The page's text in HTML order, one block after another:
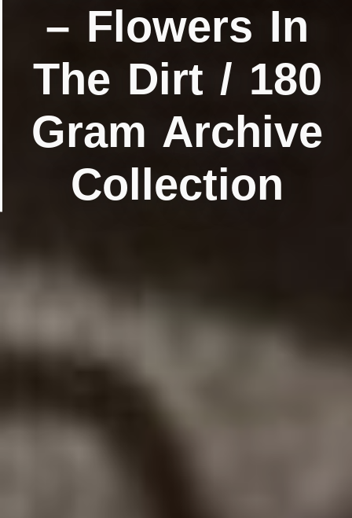
‎– Flowers In
The Dirt / 180
Gram Archive
Collection